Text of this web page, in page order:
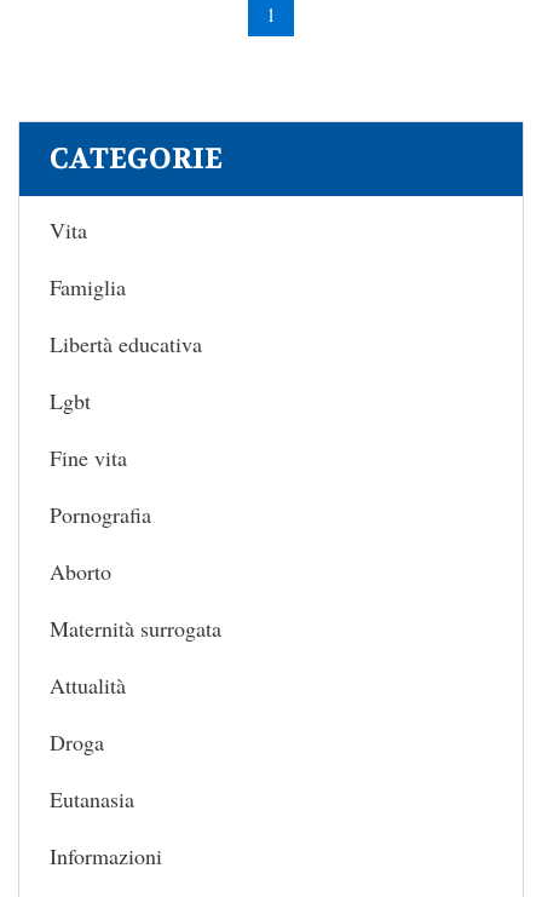
1
CATEGORIE
Vita
Famiglia
Libertà educativa
Lgbt
Fine vita
Pornografia
Aborto
Maternità surrogata
Attualità
Droga
Eutanasia
Informazioni